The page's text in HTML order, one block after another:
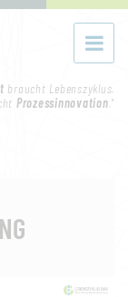
braucht Lebenszyklus.
Prozessinnovation."